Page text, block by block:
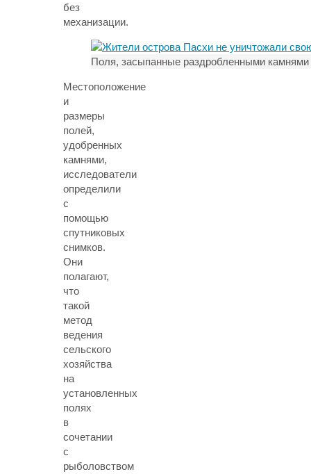
без
механизации.
Поля, засыпанные раздробленными камнями
Местоположение
и
размеры
полей,
удобренных
камнями,
исследователи
определили
с
помощью
спутниковых
снимков.
Они
полагают,
что
такой
метод
ведения
сельского
хозяйства
на
установленных
полях
в
сочетании
с
рыболовством